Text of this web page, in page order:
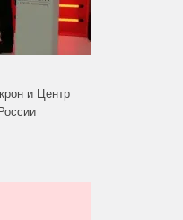
и Центр